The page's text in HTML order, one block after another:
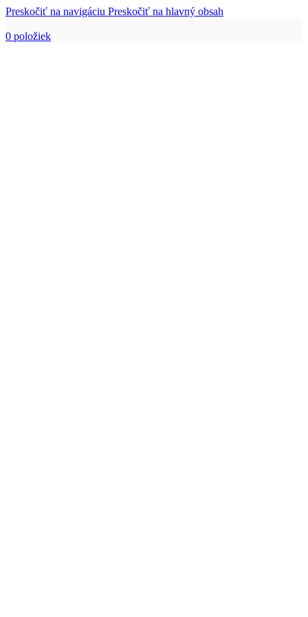
Preskočiť na navigáciu Preskočiť na hlavný obsah
0 položiek